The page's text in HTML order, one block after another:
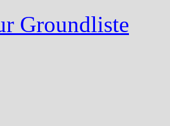
Groundliste